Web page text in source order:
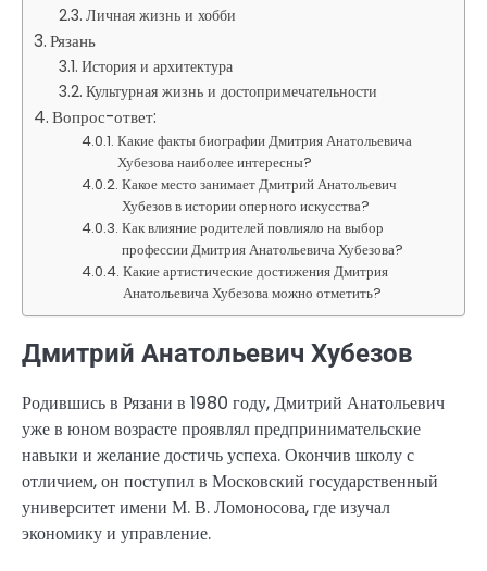
Личная жизнь и хобби
Рязань
История и архитектура
Культурная жизнь и достопримечательности
Вопрос-ответ:
Какие факты биографии Дмитрия Анатольевича
Хубезова наиболее интересны?
Какое место занимает Дмитрий Анатольевич
Хубезов в истории оперного искусства?
Как влияние родителей повлияло на выбор
профессии Дмитрия Анатольевича Хубезова?
Какие артистические достижения Дмитрия
Анатольевича Хубезова можно отметить?
Дмитрий Анатольевич Хубезов
Родившись в Рязани в 1980 году, Дмитрий Анатольевич
уже в юном возрасте проявлял предпринимательские
навыки и желание достичь успеха. Окончив школу с
отличием, он поступил в Московский государственный
университет имени М. В. Ломоносова, где изучал
экономику и управление.